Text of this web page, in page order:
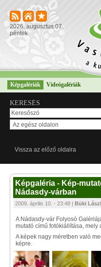
2026. augusztus 07.
péntek
Képgalériák Videógalériák
KERESÉS
Vissza az előző oldalra
Képgaléria - Kép-
Nádasdy-várban
2009. április 10. - 23:48 | Büki
A Nádasdy-vár Folyosó
mutató című fotókiállítása, mely
A képek nagy méretben való
képre.